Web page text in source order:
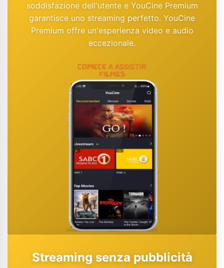
soddisfazione dell'utente e YouCine Premium
garantisce uno streaming perfetto. YouCine
Premium offre un'esperienza video e audio
eccezionale.
Streaming senza pubblicità